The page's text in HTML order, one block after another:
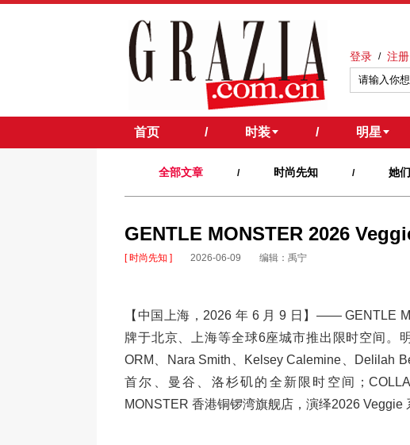
登录 / 注册
首页 / 时装 / 明星
全部文章 / 时尚先知 / 她
GENTLE MONSTER 2026
[ 时尚先知 ] 2026-06-09 编辑：禹宁
【中国上海，2026 年 6 月 9 日】—— GENTLE
牌于北京、上海等全球6座城市推出限时空间。
ORM、Nara Smith、Kelsey Calemine、Delilah
首尔、曼谷、洛杉矶的全新限时空间；
MONSTER 香港铜锣湾旗舰店，演绎2026 Veggie